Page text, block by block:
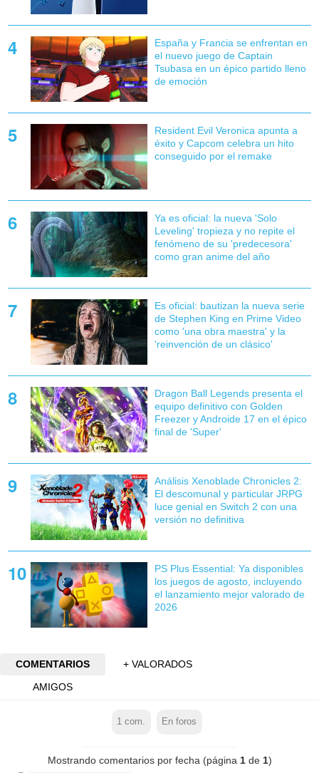
España y Francia se enfrentan en
el nuevo juego de Captain
Tsubasa en un épico partido lleno
de emoción
Resident Evil Veronica apunta a
éxito y Capcom celebra un hito
conseguido por el remake
Ya es oficial: la nueva 'Solo
Leveling' tropieza y no repite el
fenómeno de su 'predecesora'
como gran anime del año
Es oficial: bautizan la nueva serie
de Stephen King en Prime Video
como 'una obra maestra' y la
'reinvención de un clásico'
Dragon Ball Legends presenta el
equipo definitivo con Golden
Freezer y Androide 17 en el épico
final de 'Super'
Análisis Xenoblade Chronicles 2:
El descomunal y particular JRPG
luce genial en Switch 2 con una
versión no definitiva
PS Plus Essential: Ya disponibles
los juegos de agosto, incluyendo
el lanzamiento mejor valorado de
2026
COMENTARIOS
+ VALORADOS
AMIGOS
1 com. En foros
Mostrando comentarios por fecha (página 1de 1)